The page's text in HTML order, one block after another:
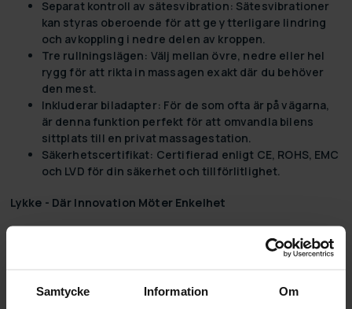
Samtycke Information Om
Separat kontroll av sätesvibration: Sätesvibrationer
kan styras oberoende för att ge ytterligare lindring
och avkoppling i nedre delen av kroppen.
Tre rullningslägen: Välj mellan övre, nedre eller hel
rygg för att rikta in massagen exakt där du behöver
den mest.
Inkluderar biladapter: För de som ofta är på vägarna,
är denna funktion perfekt för att omvandla bilens
sittplats till en privat massagestation.
Säkerhetscertifikat: Certifierad enligt CE, ROHS, EMC
och LVD för din säkerhet och tillförlitlighet.
Lykke - Där Innovation Möter Enkelhet
Vår mission är att omdefiniera hemförbättring och
hemmafixare till det senaste inom hemteknologi, erbjuder